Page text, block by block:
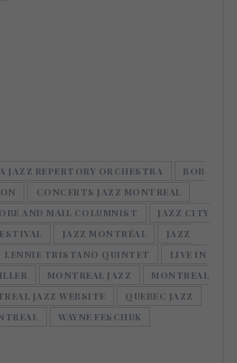
JAZZ REPERTORY ORCHESTRA
BOB
CONCERTS JAZZ MONTREAL
AND MAIL COLUMNIST
JAZZ CITY
JAZZ MONTRÉAL
JAZZ
LENNIE TRISTANO QUINTET
LIVE IN
MONTREAL JAZZ
MONTREAL
JAZZ WEBSITE
QUEBEC JAZZ
WAYNE FESCHUK